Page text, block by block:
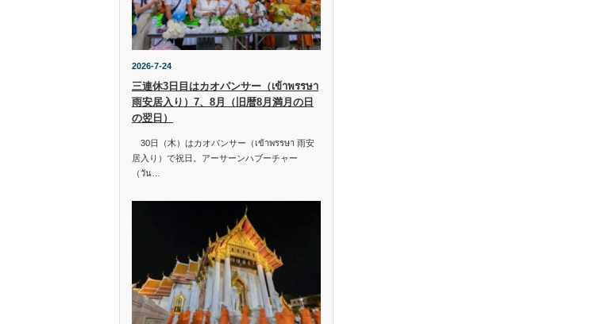
2026-7-24
三連休3日目はカオパンサー（เข้าพรรษา
雨安居入り）7、8月（旧暦8月満月の日
の翌日）
30日（木）はカオパンサー（เข้าพรรษา 雨安
居入り）で祝日。アーサーンハブーチャー
（วัน…